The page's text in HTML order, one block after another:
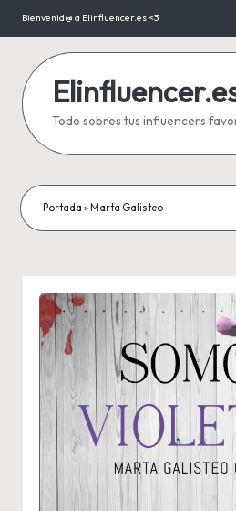
Saltar
contenido
Bienvenid@ a Elinfluencer.es <3
Todo sobres tus influencers
Portada » Marta Galisteo